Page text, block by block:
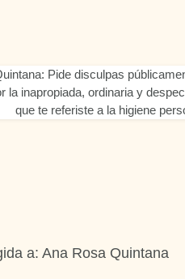
a: Ana Rosa Quintana